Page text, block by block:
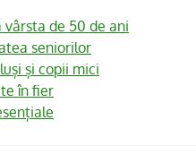
de 50 de ani
seniorilor
și copii mici
în fier